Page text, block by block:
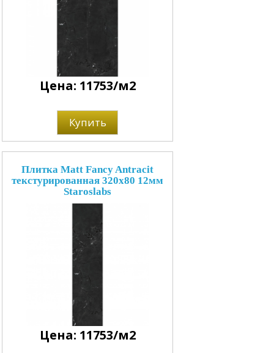
Цена: 11753/м2
Купить
Плитка Matt Fancy Antracit
текстурированная 320x80 12мм
Staroslabs
Цена: 11753/м2